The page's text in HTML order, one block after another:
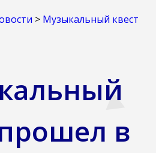
> Музыкальный квест
в